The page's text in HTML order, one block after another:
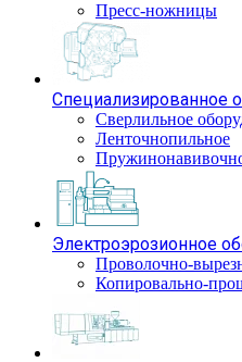
Пресс-ножницы
Специализированное
Сверлильное
Ленточнопильное
Электроэрозионное
Проволочно-
Копировально-